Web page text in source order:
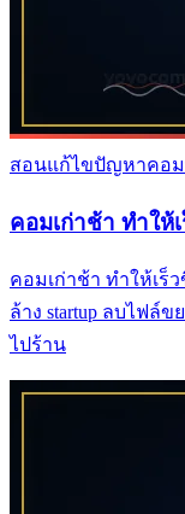
สอนแก้ไขปัญหาคอม
คอมเก่าช้า ทำให้
คอมเก่าช้า ทำให้เร็
ล้าง startup ลบไฟล์ข
ไปร้าน